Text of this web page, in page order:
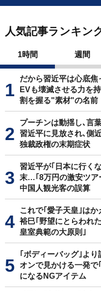
人気記事ランキン
1時間 週間
だから習近平は心底
EVも壊滅させる力を
割を握る"素材"の名前
プーチンは動揺し､言
習近平に見放され､側
独裁政権の末期症状
習近平が｢日本に行く
末…｢8万円の激安ツア
中国人観光客の誤算
これで｢愛子天皇｣は
裕巳｢野望にとらわれ
皇室典範の大原則｣
｢ボディーバッグ｣よ
オンで見かける一発で
になるNGアイテム